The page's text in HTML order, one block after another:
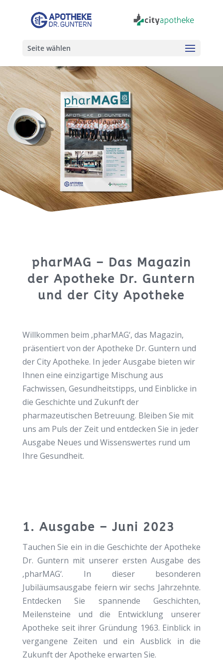
Seite wählen
pharMAG – Das Magazin
der Apotheke Dr. Guntern
und der City Apotheke
Willkommen beim ‚pharMAG‘, das Magazin,
präsentiert von der Apotheke Dr. Guntern und
der City Apotheke. In jeder Ausgabe bieten wir
Ihnen eine einzigartige Mischung aus
Fachwissen, Gesundheitstipps, und Einblicke in
die Geschichte und Zukunft der
pharmazeutischen Betreuung. Bleiben Sie mit
uns am Puls der Zeit und entdecken Sie in jeder
Ausgabe Neues und Wissenswertes rund um
Ihre Gesundheit.
1. Ausgabe – Juni 2023
Tauchen Sie ein in die Geschichte der Apotheke
Dr. Guntern mit unserer ersten Ausgabe des
‚pharMAG‘. In dieser besonderen
Jubiläumsausgabe feiern wir sechs Jahrzehnte.
Entdecken Sie spannende Geschichten,
Meilensteine und die Entwicklung unserer
Apotheke seit ihrer Gründung 1963. Einblick in
vergangene Zeiten und ein Ausblick in die
Zukunft der Apotheke erwarten Sie.